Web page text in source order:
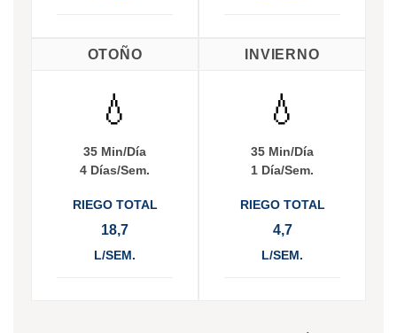
OTOÑO
💧
35 Min/Día
4 Días/Sem.
RIEGO TOTAL
18,7
L/SEM.
INVIERNO
💧
35 Min/Día
1 Día/Sem.
RIEGO TOTAL
4,7
L/SEM.